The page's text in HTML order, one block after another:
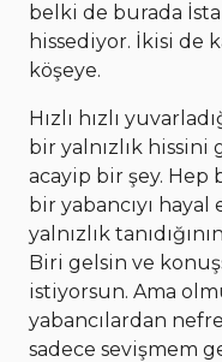
belki de burada
hissediyor. İkisi
köşeye.
Hızlı hızlı
bir yalnızlık hissini
acayip bir şey. Hep
bir yabancıyı
yalnızlık
Biri gelsin ve
istiyorsun. Ama
yabancılardan
sadece sevişmem